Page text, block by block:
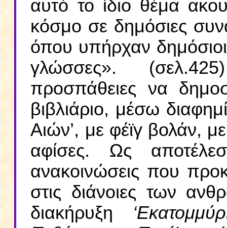
αυτό το ίδιο θέμα
κόσμο σε δημόσιες
όπου υπήρχαν
γλώσσες».
προσπάθειες να
βιβλιάριο, μέσω
Αιών’, με φέϊγ βολάν,
αφίσες. Ως
ανακοινώσεις που
στις διάνοιες των
διακήρυξη